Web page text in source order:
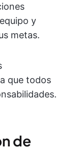
y
metas.
que todos
de